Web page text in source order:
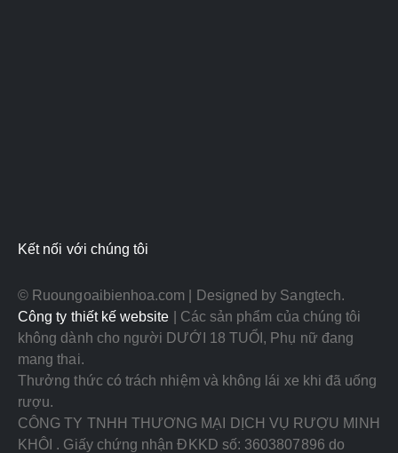
Kết nối với chúng tôi
© Ruoungoaibienhoa.com | Designed by Sangtech.
Công ty thiết kế website | Các sản phẩm của chúng tôi
không dành cho người DƯỚI 18 TUỔI, Phụ nữ đang
mang thai.
Thưởng thức có trách nhiệm và không lái xe khi đã uống
rượu.
CÔNG TY TNHH THƯƠNG MẠI DỊCH VỤ RƯỢU MINH
KHÔI . Giấy chứng nhận ĐKKD số: 3603807896 do